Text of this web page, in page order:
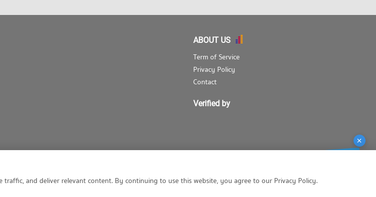
ABOUT US
Term of Service
Privacy Policy
Contact
Verified by
and deliver relevant content. By continuing to use this website, you agree to our Privacy Policy.